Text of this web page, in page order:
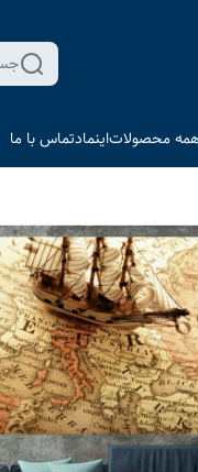
همه محصولاتاینمادتماس با ما